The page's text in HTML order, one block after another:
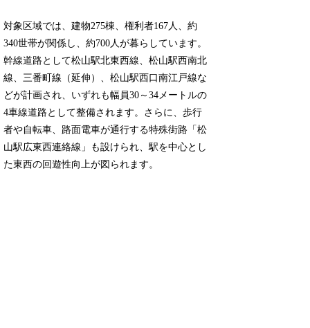
対象区域では、建物275棟、権利者167人、約
340世帯が関係し、約700人が暮らしています。
幹線道路として松山駅北東西線、松山駅西南北
線、三番町線（延伸）、松山駅西口南江戸線な
どが計画され、いずれも幅員30～34メートルの
4車線道路として整備されます。さらに、歩行
者や自転車、路面電車が通行する特殊街路「松
山駅広東西連絡線」も設けられ、駅を中心とし
た東西の回遊性向上が図られます。